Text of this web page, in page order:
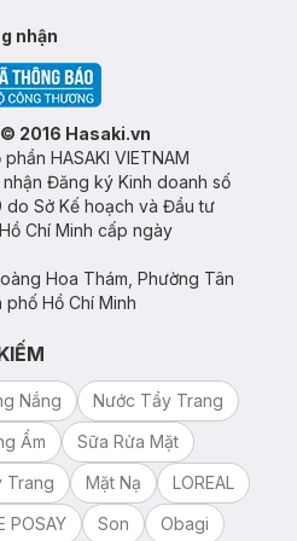
nhận
2016 Hasaki.vn
HASAKI VIETNAM
Đăng ký Kinh doanh số
do Sở Kế hoạch và Đầu tư
Chí Minh cấp ngày
Hoa Thám, Phường Tân
phố Hồ Chí Minh
Nắng
Nước Tẩy Trang
Ẩm
Sữa Rửa Mặt
Trang
Mặt Nạ
LOREAL
POSAY
Son
Obagi